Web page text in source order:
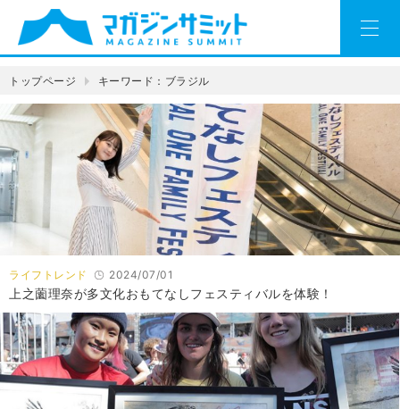
トップページ キーワード：ブラジル
ライフトレンド 2024/07/01
上之薗理奈が多文化おもてなしフェスティバルを体験！